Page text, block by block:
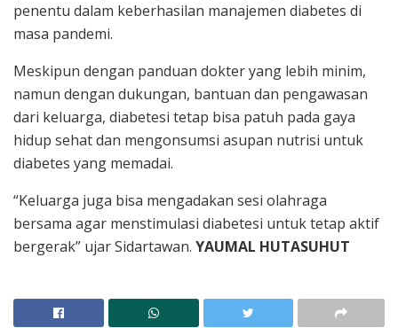
penentu dalam keberhasilan manajemen diabetes di
masa pandemi.
Meskipun dengan panduan dokter yang lebih minim,
namun dengan dukungan, bantuan dan pengawasan
dari keluarga, diabetesi tetap bisa patuh pada gaya
hidup sehat dan mengonsumsi asupan nutrisi untuk
diabetes yang memadai.
“Keluarga juga bisa mengadakan sesi olahraga
bersama agar menstimulasi diabetesi untuk tetap aktif
bergerak” ujar Sidartawan. YAUMAL HUTASUHUT